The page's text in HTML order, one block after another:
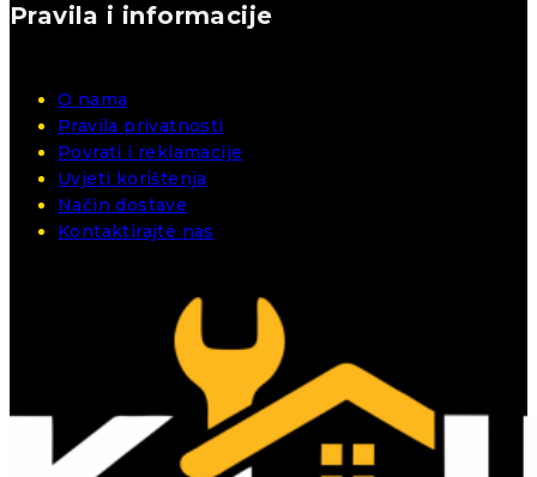
Pravila i informacije
O nama
Pravila privatnosti
Povrati i reklamacije
Uvjeti korištenja
Način dostave
Kontaktirajte nas